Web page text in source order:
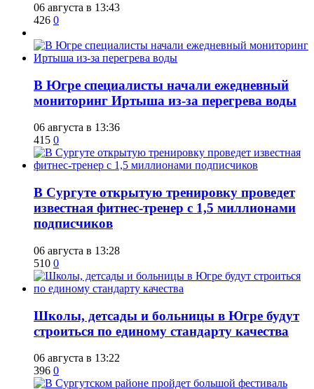
06 августа в 13:43
426 0
В Югре специалисты начали ежедневный
мониторинг Иртыша из-за перегрева воды
06 августа в 13:36
415 0
В Сургуте открытую тренировку проведет
известная фитнес-тренер с 1,5 миллионами
подписчиков
06 августа в 13:28
510 0
Школы, детсады и больницы в Югре будут
строиться по единому стандарту качества
06 августа в 13:22
396 0